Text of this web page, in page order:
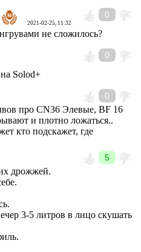
0
2021-02-25, 11:32
не сложилось?
0
Solod+
0
про CN36 Элевые, BF 16
и плотно ложаться..
кто подскажет, где
5
дрожжей.
3-5 литров в лицо скушать